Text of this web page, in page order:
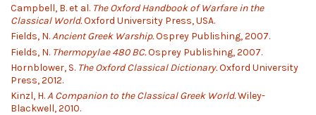
Campbell, B. et al. The Oxford Handbook of Warfare in the
Classical World.Oxford University Press, USA.
Fields, N.Ancient Greek Warship.Osprey Publishing, 2007.
Fields, N. Thermopylae 480 BC.Osprey Publishing, 2007.
Hornblower, S. The Oxford Classical Dictionary.Oxford University
Press, 2012.
Kinzl, H.A Companion to the Classical Greek World.Wiley-
Blackwell, 2010.